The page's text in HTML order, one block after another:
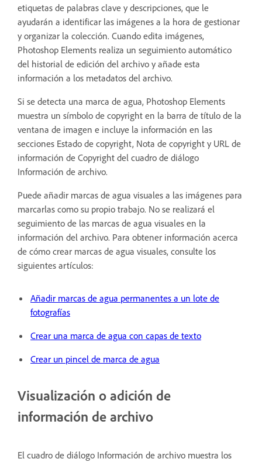
etiquetas de palabras clave y descripciones, que le
ayudarán a identificar las imágenes a la hora de gestionar
y organizar la colección. Cuando edita imágenes,
Photoshop Elements realiza un seguimiento automático
del historial de edición del archivo y añade esta
información a los metadatos del archivo.
Si se detecta una marca de agua, Photoshop Elements
muestra un símbolo de copyright en la barra de título de la
ventana de imagen e incluye la información en las
secciones Estado de copyright, Nota de copyright y URL de
información de Copyright del cuadro de diálogo
Información de archivo.
Puede añadir marcas de agua visuales a las imágenes para
marcarlas como su propio trabajo. No se realizará el
seguimiento de las marcas de agua visuales en la
información del archivo. Para obtener información acerca
de cómo crear marcas de agua visuales, consulte los
siguientes artículos:
Añadir marcas de agua permanentes a un lote de
fotografías
Crear una marca de agua con capas de texto
Crear un pincel de marca de agua
Visualización o adición de
información de archivo
El cuadro de diálogo Información de archivo muestra los